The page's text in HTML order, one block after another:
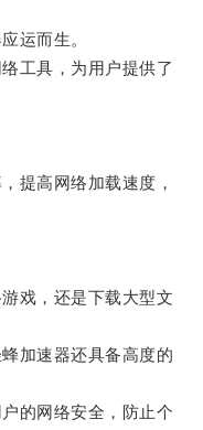
运而生。
工具，为用户提供了
高网络加载速度，
戏，还是下载大型文
加速器还具备高度的
的网络安全，防止个